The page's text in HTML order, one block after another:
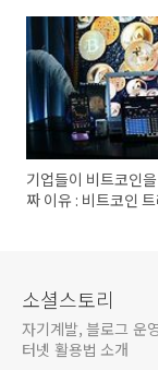
기업들이 비트코인
짜 이유 : 비트코인
소셜스토리
자기계발, 블로그 운
터넷 활용법 소개